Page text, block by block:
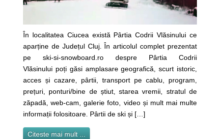
În localitatea Ciucea există Pârtia Codrii Vlăsinului ce
aparține de Județul Cluj. În articolul complet prezentat
pe ski-si-snowboard.ro despre Pârtia Codrii
Vlăsinului poți găsi amplasare geografică, scurt istoric,
acces și cazare, pârtii, transport pe cablu, program,
prețuri, ponturi/bine de știut, starea vremii, stratul de
zăpadă, web-cam, galerie foto, video și mult mai multe
informații folositoare. Pârtii de ski și […]
Citeste mai mult ...